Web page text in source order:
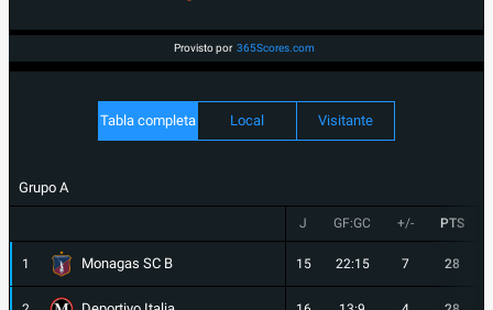
Provisto por 365Scores.com
Tabla completa Local Visitante
Grupo A
J GF:GC +/- PTS
1 Monagas SC B 15 22:15 7 28